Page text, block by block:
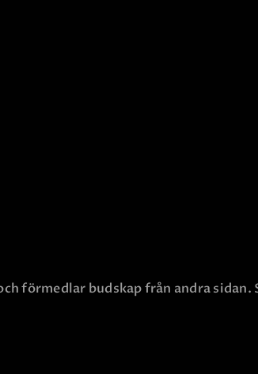
förmedlar budskap från andra sidan.